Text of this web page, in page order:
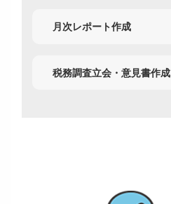
月次レポート作成
税務調査立会・意見書作成